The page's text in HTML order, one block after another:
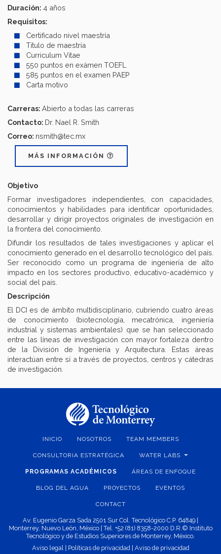
Duración: 4 años
Requisitos:
Certificado nivel maestría
Título de maestría
Curriculum Vitae
550 puntos en exámen TOEFL
585 puntos en el examen PAEP
Carta motivo
Carreras: Abierto a todas las carreras
Contacto: Dr. Nael R. Smith
Correo: nsmith@tec.mx
MÁS INFORMACIÓN
Objetivo
Formar investigadores independientes, con capacidades,
conocimientos y habilidades para identificar oportunidades,
desarrollar y dirigir proyectos originales de investigación en
la frontera del conocimiento.
Difundir los resultados de tales investigaciones y aplicar el
conocimiento generado en el desarrollo tecnológico del país.
Ser reconocido como un programa de ingeniería de alto
impacto en los sectores productivo, educativo-académico y
social del país.
Descripción
El DCI es de ámbito multidisciplinario, cubriendo cuatro áreas
de conocimiento (biotecnología, mecatrónica, ingeniería
industrial y sistemas ambientales) que se han seleccionado
entre las líneas de investigación con mayor fortaleza dentro
de la División de Ingeniería y Arquitectura. Estas áreas
interactúan entre sí a través de proyectos, centros y cátedras
de investigación.
INICIO NOSOTROS TEAM MEMBERS
CONSULTORIA ESTRATÉGICA WATER LABS
PROGRAMAS ACADÉMICOS ÁREAS DE ENFOQUE
BLOG DEL AGUA PROYECTOS EVENTOS
CONTACT
Av. Eugenio Garza Sada 2501 Sur Col. Tecnológico C.P. 64849 |
Monterrey, Nuevo León, México | Tel. +52 (81) 8358-2000 D.R.© Instituto
Tecnológico y de Estudios Superiores de Monterrey, México.
Aviso legal| Políticas de privacidad| Aviso de privacidad